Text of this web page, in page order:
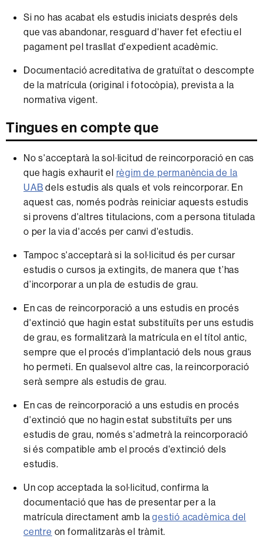
Si no has acabat els estudis iniciats després dels
que vas abandonar, resguard d'haver fet efectiu el
pagament pel trasllat d'expedient acadèmic.
Documentació acreditativa de gratuïtat o descompte
de la matrícula (original i fotocòpia), prevista a la
normativa vigent.
Tingues en compte que
No s'acceptarà la sol·licitud de reincorporació en cas
que hagis exhaurit el règim de permanència de la
UAB dels estudis als quals et vols reincorporar. En
aquest cas, només podràs reiniciar aquests estudis
si provens d'altres titulacions, com a persona titulada
o per la via d'accés per canvi d'estudis.
Tampoc s'acceptarà si la sol·licitud és per cursar
estudis o cursos ja extingits, de manera que t’has
d’incorporar a un pla de estudis de grau.
En cas de reincorporació a uns estudis en procés
d'extinció que hagin estat substituïts per uns estudis
de grau, es formalitzarà la matrícula en el títol antic,
sempre que el procés d'implantació dels nous graus
ho permeti. En qualsevol altre cas, la reincorporació
serà sempre als estudis de grau.
En cas de reincorporació a uns estudis en procés
d'extinció que no hagin estat substituïts per uns
estudis de grau, només s'admetrà la reincorporació
si és compatible amb el procés d'extinció dels
estudis.
Un cop acceptada la sol·licitud, confirma la
documentació que has de presentar per a la
matrícula directament amb lagestió acadèmica del
centre on formalitzaràs el tràmit.